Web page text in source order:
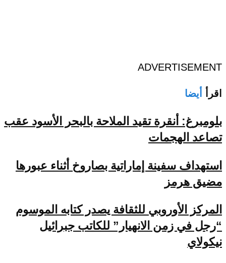
ADVERTISEMENT
اقرأ أيضا
بلومبرغ: أنقرة تقيد الملاحة بالبحر الأسود عقب
تصاعد الهجمات
استهداف سفينة إماراتية بصاروخ أثناء عبورها
مضيق هرمز
المركز الأوروبي للثقافة يصدر كتابه الموسوم
“رجل في زمن الانهيار” للكاتب جبرائيل
نيكولاي